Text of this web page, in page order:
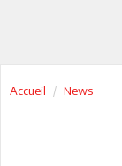
Accueil News